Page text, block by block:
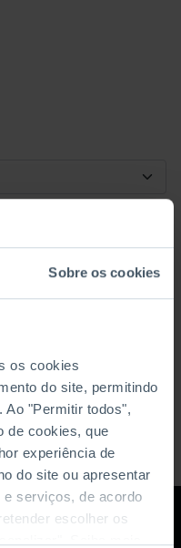
Sobre os cookies
os cookies
do site, permitindo
Ao "Permitir todos",
de cookies, que
experiência de
do site ou apresentar
serviços, de acordo
escolher os